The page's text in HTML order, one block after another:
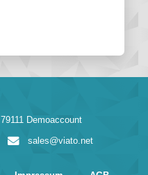
79111 Demoaccount
sales@viato.net